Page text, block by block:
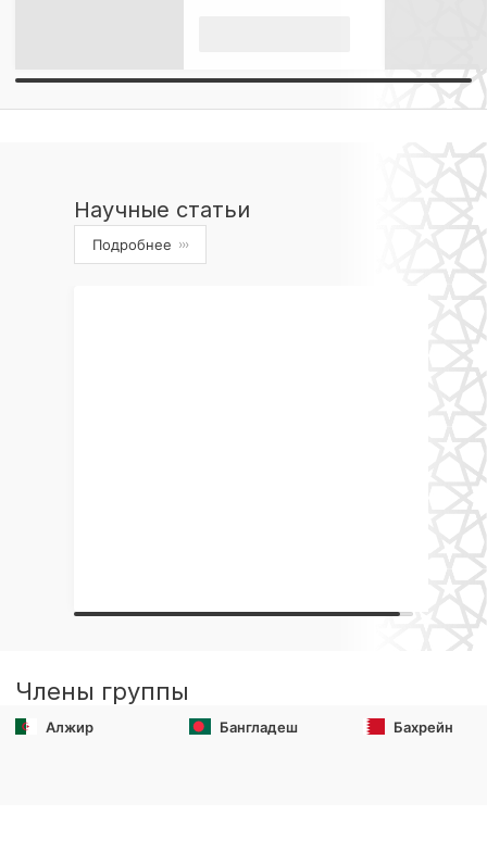
Научные статьи
Подробнее ›››
Члены группы
Алжир Бангладеш Бахрейн